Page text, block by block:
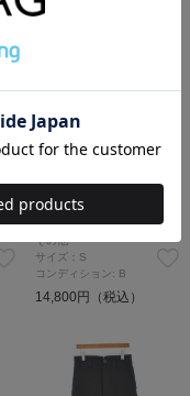
その他
サイズ：S
コンディション: B
14,800円（税込）